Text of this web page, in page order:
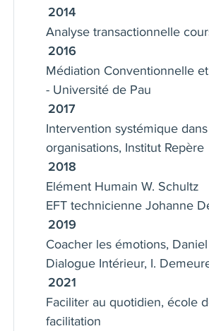
Sensible à la RSE, j’ai à cœur
pour des relations de travail
équilibrées, permettant à
s'épanouir en lien avec la
l’organisation.
2014
Analyse transactionnelle
2016
Médiation Conventionnelle
- Université de Pau
2017
Intervention systémique
organisations, Institut Repère
2018
Elément Humain W. Schultz
EFT technicienne Johanne
2019
Coacher les émotions,
Dialogue Intérieur, I.
2021
Faciliter au quotidien, école
facilitation